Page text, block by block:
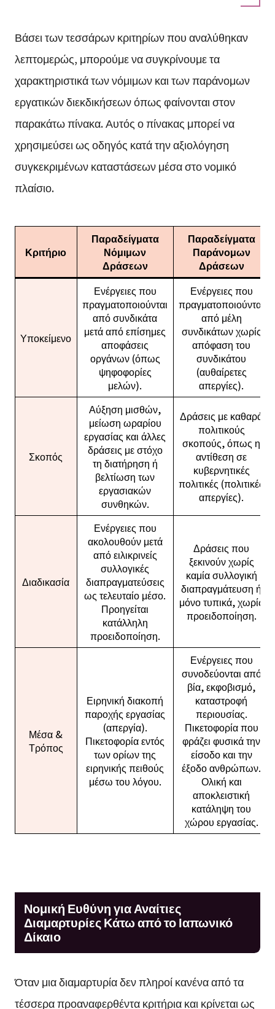
Βάσει των τεσσάρων κριτηρίων που αναλύθηκαν
λεπτομερώς, μπορούμε να συγκρίνουμε τα
χαρακτηριστικά των νόμιμων και των παράνομων
εργατικών διεκδικήσεων όπως φαίνονται στον
παρακάτω πίνακα. Αυτός ο πίνακας μπορεί να
χρησιμεύσει ως οδηγός κατά την αξιολόγηση
συγκεκριμένων καταστάσεων μέσα στο νομικό
πλαίσιο.
Κριτήριο
Παραδείγματα
Νόμιμων
Δράσεων
Παραδείγματα
Παράνομων
Δράσεων
Υποκείμενο
Ενέργειες που
πραγματοποιούνται
από συνδικάτα
μετά από επίσημες
αποφάσεις
οργάνων (όπως
ψηφοφορίες
μελών).
Ενέργειες που
πραγματοποιούνται
από μέλη
συνδικάτων χωρίς
απόφαση του
συνδικάτου
(αυθαίρετες
απεργίες).
Σκοπός
Αύξηση μισθών,
μείωση ωραρίου
εργασίας και άλλες
δράσεις με στόχο
τη διατήρηση ή
βελτίωση των
εργασιακών
συνθηκών.
Δράσεις με καθαρά
πολιτικούς
σκοπούς, όπως η
αντίθεση σε
κυβερνητικές
πολιτικές (πολιτικές
απεργίες).
Διαδικασία
Ενέργειες που
ακολουθούν μετά
από ειλικρινείς
συλλογικές
διαπραγματεύσεις
ως τελευταίο μέσο.
Προηγείται
κατάλληλη
προειδοποίηση.
Δράσεις που
ξεκινούν χωρίς
καμία συλλογική
διαπραγμάτευση ή
μόνο τυπικά, χωρίς
προειδοποίηση.
Μέσα &
Τρόπος
Ειρηνική διακοπή
παροχής εργασίας
(απεργία).
Πικετοφορία εντός
των ορίων της
ειρηνικής πειθούς
μέσω του λόγου.
Ενέργειες που
συνοδεύονται από
βία, εκφοβισμό,
καταστροφή
περιουσίας.
Πικετοφορία που
φράζει φυσικά την
είσοδο και την
έξοδο ανθρώπων.
Ολική και
αποκλειστική
κατάληψη του
χώρου εργασίας.
Νομική Ευθύνη για Αναίτιες
Διαμαρτυρίες Κάτω από το Ιαπωνικό
Δίκαιο
Όταν μια διαμαρτυρία δεν πληροί κανένα από τα
τέσσερα προαναφερθέντα κριτήρια και κρίνεται ως